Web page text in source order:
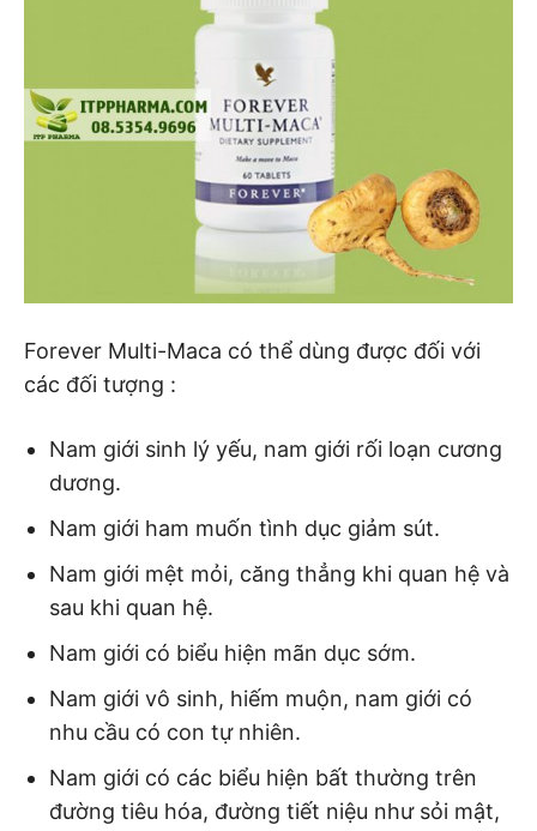
Forever Multi-Maca có thể dùng được đối với
các đối tượng :
Nam giới sinh lý yếu, nam giới rối loạn cương
dương.
Nam giới ham muốn tình dục giảm sút.
Nam giới mệt mỏi, căng thẳng khi quan hệ và
sau khi quan hệ.
Nam giới có biểu hiện mãn dục sớm.
Nam giới vô sinh, hiếm muộn, nam giới có
nhu cầu có con tự nhiên.
Nam giới có các biểu hiện bất thường trên
đường tiêu hóa, đường tiết niệu như sỏi mật,